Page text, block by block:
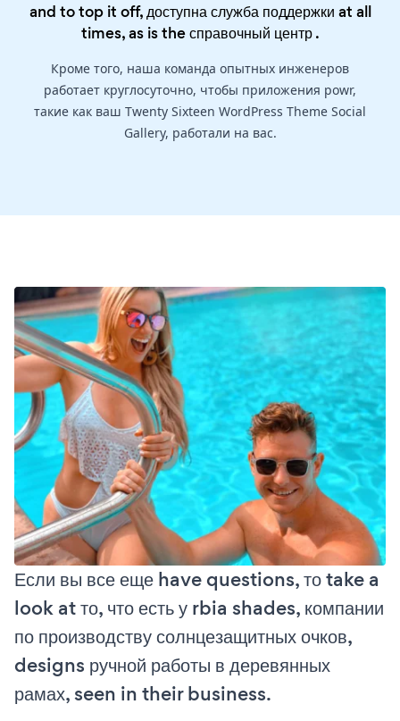
and to top it off, доступна служба поддержки at all
times, as is theсправочный центр.
Кроме того, наша команда опытных инженеров
работает круглосуточно, чтобы приложения powr,
такие как ваш Twenty Sixteen WordPress Theme Social
Gallery, работали на вас.
Если вы все еще have questions, то take a
look at то, что есть у rbia shades, компании
по производству солнцезащитных очков,
designs ручной работы в деревянных
рамах, seen in their business.